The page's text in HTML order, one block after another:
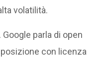
volatilità.
Google parla di open
con licenza